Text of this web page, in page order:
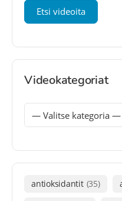
Videokategoriat
antioksidantit (35)